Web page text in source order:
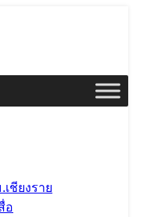
ชียงราย
อ
กียรติพระบาทสมเด็จ
ชพิธีมหามงคล เฉลิม
ม ๒๕๖๗
ม
มเด็จ
าสพระราชพิธี